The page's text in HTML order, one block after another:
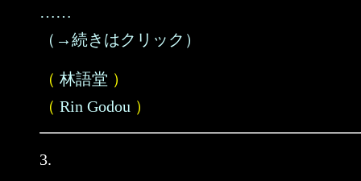
……
（→続きはクリック）
（ 林語堂 ）
（ Rin Godou ）
3.